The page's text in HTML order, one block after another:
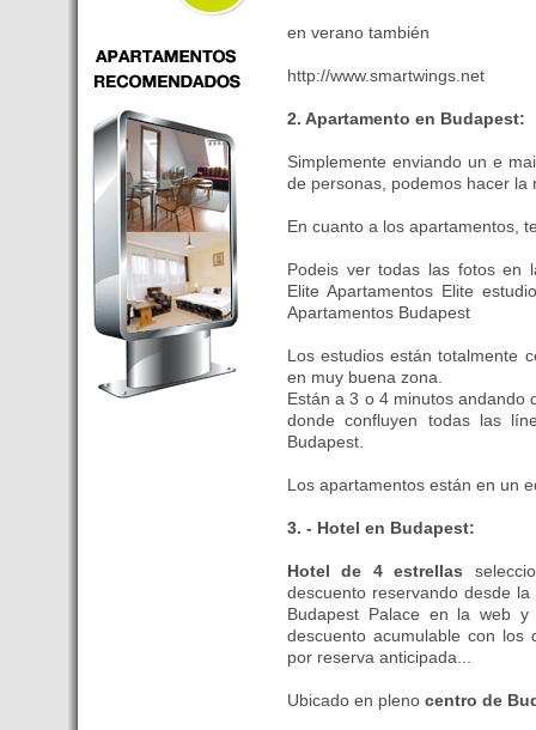
- Inaugurado en BUDAPEST el
puede ser controlado por
Smarthfones de sus clientes
- HOTEL Moments Budapest,
éste sí es un ‘gran hotel
Budapest’.
- Hoteles en BUDAPEST:
Resultados octubre de 2016,
subida del 15% ocupación y
del 25,6% en el RevPar
- Nuevo Hotel en Budapest
bajo la marca Exe Hotusa
BUDAPEST
en verano también
http://www.smartwings.net
2. Apartamento en Budapest:
Simplemente enviando un e
de personas, podemos hacer la
En cuanto a los apartamentos,
Podeis ver todas las fotos en
Elite Apartamentos Elite
Apartamentos Budapest
Los estudios están totalmente
en muy buena zona.
Están a 3 o 4 minutos andando
donde confluyen todas las
Budapest.
Los apartamentos están en un
3. - Hotel en Budapest:
Hotel de 4 estrellas
descuento reservando desde
Budapest Palace en la web y
descuento acumulable con
por reserva anticipada...
Ubicado en pleno centro de